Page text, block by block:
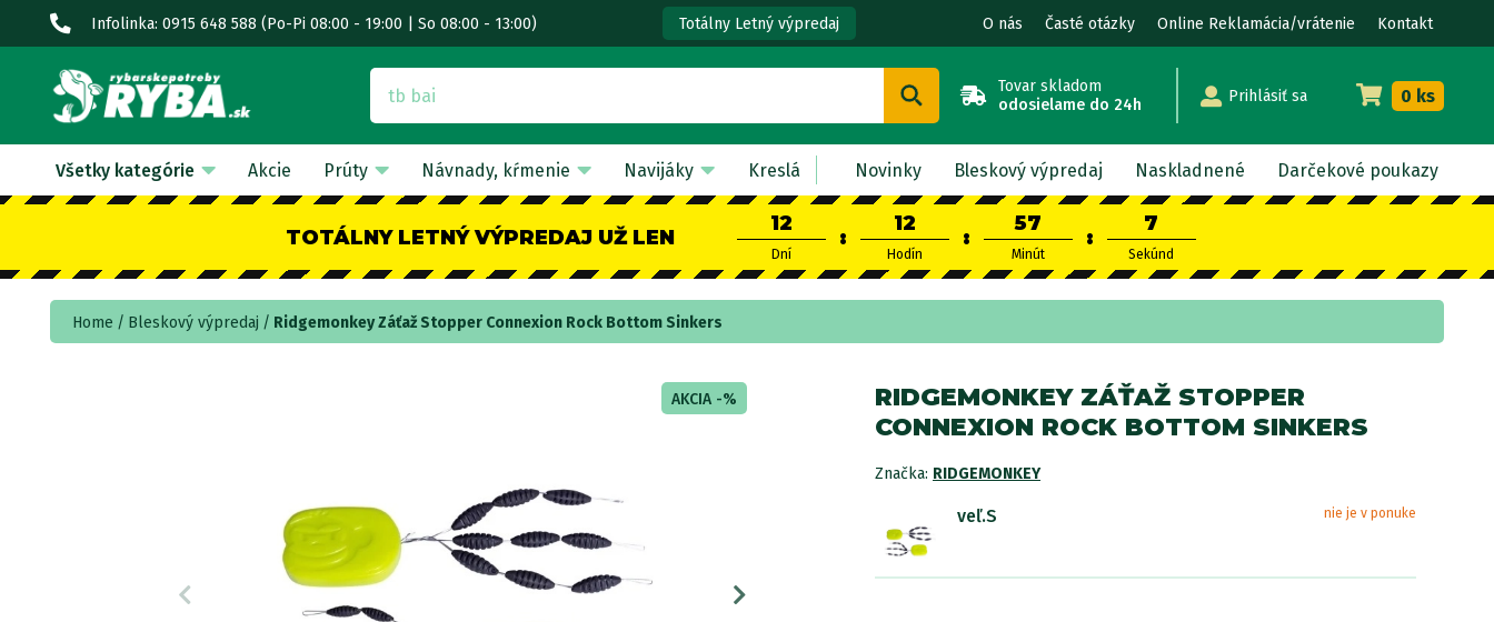
Infolinka: 0915 648 588 (Po-Pi 08:00 - 19:00 | So 08:00 - 13:00) Totálny Letný výpredaj O nás Časté otázky Online Reklamácia/vrátenie Kontakt
Tovar skladom
odosielame do 24h
Prihlásiť sa 0 ks
Všetky kategórie Akcie Prúty Návnady, kŕmenie Navijáky Kreslá Novinky Bleskový výpredaj Naskladnené Darčekové poukazy
TOTÁLNY LETNÝ VÝPREDAJ UŽ LEN
12
Dní
:
12
Hodín
:
57
Minút
:
7
Sekúnd
Home Bleskový výpredaj Ridgemonkey Záťaž Stopper Connexion Rock Bottom Sinkers
AKCIA -%
RIDGEMONKEY ZÁŤAŽ STOPPER
CONNEXION ROCK BOTTOM SINKERS
Značka: RIDGEMONKEY
veľ.S nie je v ponuke